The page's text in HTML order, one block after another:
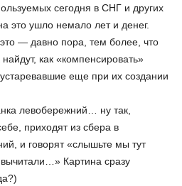
сегодня в СНГ и других
это ушло немало лет и денег.
— давно пора, тем более, что
как «компенсировать»
еще при их создании
левобережний… ну так,
приходят из сбера в
и говорят «слышьте мы тут
Картина сразу